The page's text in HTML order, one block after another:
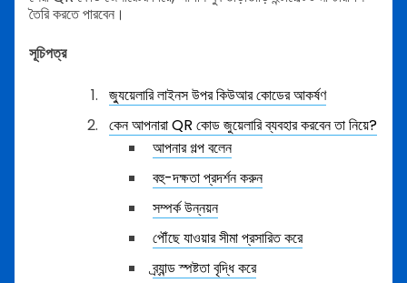
তৈরি করতে পারবেন।
সূচিপত্র
জ্যুয়েলারি লাইনস উপর কিউআর কোডের আকর্ষণ
কেন আপনারা QR কোড জুয়েলারি ব্যবহার করবেন তা নিয়ে?
আপনার গল্প বলেন
বহু-দক্ষতা প্রদর্শন করুন
সম্পর্ক উন্নয়ন
পৌঁছে যাওয়ার সীমা প্রসারিত করে
ব্র্যান্ড স্পষ্টতা বৃদ্ধি করে